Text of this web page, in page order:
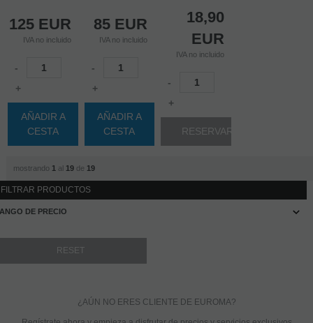
125 EUR
IVA no incluido
-
+
AÑADIR A
CESTA
85 EUR
IVA no incluido
-
+
AÑADIR A
CESTA
18,90
EUR
IVA no incluido
-
+
RESERVAR
mostrando 1 al 19de 19
FILTRAR PRODUCTOS
DE PRECIO
¿AÚN NO ERES CLIENTE DE EUROMA?